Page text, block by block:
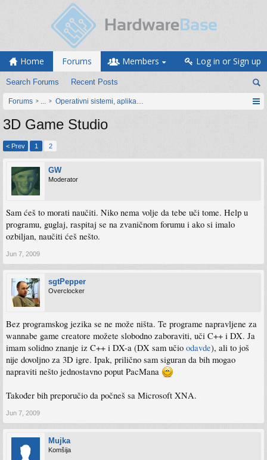
Home Forums
Search Forums Recent Posts
Members Log in or Sign up
Forums ... Operativni sistemi, aplikacije i programiranje
3D Game Studio
< Prev 1 2
GW
Moderator
Sam ćeš to morati naučiti. Niko nema volje da tebe uči tome. Help u
programu, guglaj, raspitaj se na zvaničnom forumu i ako si imalo
ozbiljan, naučiti ćeš nešto.
Jun 7, 2009
sgtPepper
Overclocker
Bez programskog jezika se ne može ništa. Te programe napravljene za
wannabe game creatore možete slobodno zaboraviti, uči C++ i DX. Ja
imam solidno znanje iz C++ i DX-a (DX sam učio odavde), ali to još
nije dovoljno za 3D igre. Ipak, prilično sam siguran da bih mogao
napraviti nešto jednostavno poput PacMana
Također bih preporučio da počneš sa Microsoft XNA.
Jun 7, 2009
Mujka
Komšija